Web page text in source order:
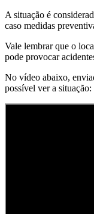
A situação é
caso medidas
Vale lembrar que o
pode provocar
No vídeo abaixo,
possível ver a situação: